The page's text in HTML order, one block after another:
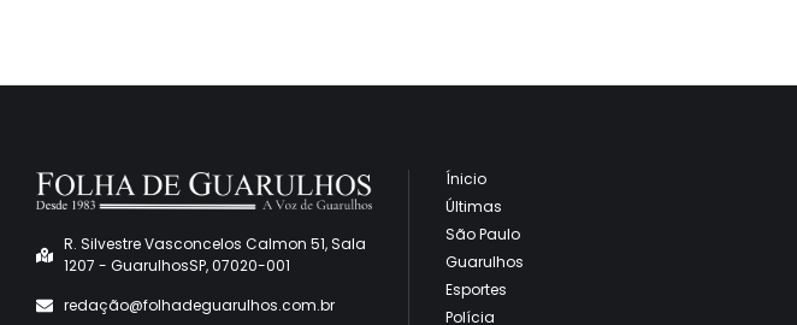
R. Silvestre Vasconcelos Calmon 51, Sala
1207 - GuarulhosSP, 07020-001
redação@folhadeguarulhos.com.br
Ínicio
Últimas
São Paulo
Guarulhos
Esportes
Polícia